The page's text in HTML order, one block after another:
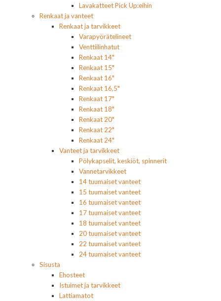
Lavakatteet Pick Up:eihin
Renkaat ja vanteet
Renkaat ja tarvikkeet
Varapyörätelineet
Venttiilinhatut
Renkaat 14"
Renkaat 15"
Renkaat 16"
Renkaat 16,5"
Renkaat 17"
Renkaat 18"
Renkaat 20"
Renkaat 22"
Renkaat 24"
Vanteet ja tarvikkeet
Pölykapselit, keskiöt, spinnerit
Vannetarvikkeet
14 tuumaiset vanteet
15 tuumaiset vanteet
16 tuumaiset vanteet
17 tuumaiset vanteet
18 tuumaiset vanteet
20 tuumaiset vanteet
22 tuumaiset vanteet
24 tuumaiset vanteet
Sisusta
Ehosteet
Istuimet ja tarvikkeet
Lattiamatot